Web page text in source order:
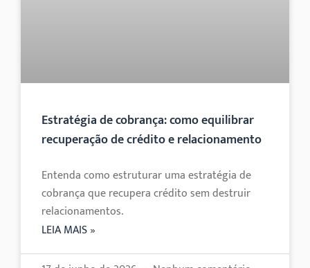
Estratégia de cobrança: como equilibrar
recuperação de crédito e relacionamento
Entenda como estruturar uma estratégia de
cobrança que recupera crédito sem destruir
relacionamentos.
LEIA MAIS »